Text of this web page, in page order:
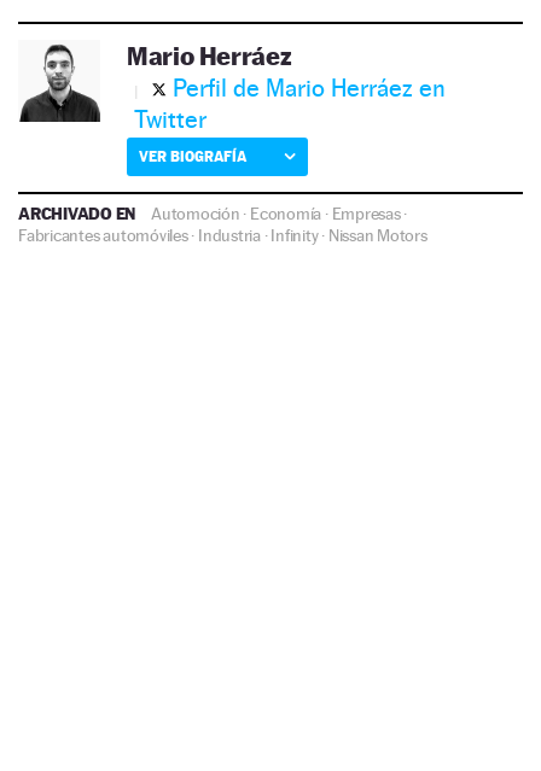
Mario Herráez
Perfil de Mario Herráez en
Twitter
VER BIOGRAFÍA
ARCHIVADO EN Automoción · Economía · Empresas·
Fabricantes automóviles· Industria·Infinity· Nissan Motors